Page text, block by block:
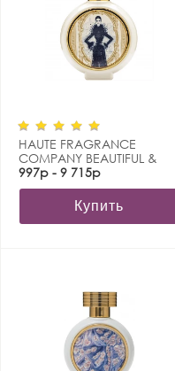
HAUTE FRAGRANCE
COMPANY BEAUTIFUL &
WILD
997р - 9 715р
Купить